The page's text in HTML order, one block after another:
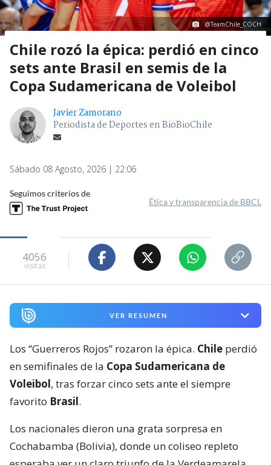
@TeamChile_COCH
Chile rozó la épica: perdió en cinco
sets ante Brasil en semis de la
Copa Sudamericana de Voleibol
Javier Zamorano
Periodista de Deportes en BioBioChile
Sábado 08 Agosto, 2026 | 22:06
Seguimos criterios de
Ética y transparencia de BBCL
4056
visitas
VER RESUMEN
Los “Guerreros Rojos” rozaron la épica. Chile perdió
en semifinales de la Copa Sudamericana de
Voleibol, tras forzar cinco sets ante el siempre
favorito Brasil.
Los nacionales dieron una grata sorpresa en
Cochabamba (Bolivia), donde un coliseo repleto